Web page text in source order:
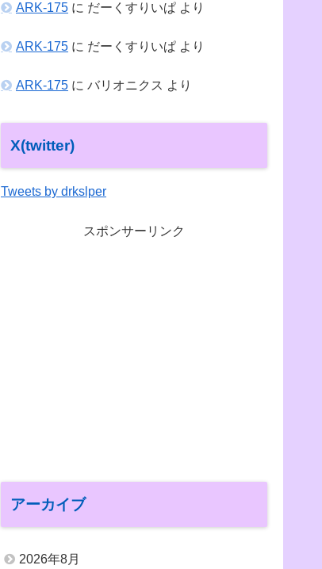
ARK-175 に だーくすりいぱ より
ARK-175 に だーくすりいぱ より
ARK-175 に バリオニクス より
X(twitter)
Tweets by drkslper
スポンサーリンク
アーカイブ
2026年8月